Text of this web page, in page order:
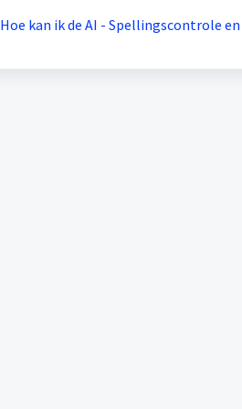
Hoe kan ik de AI - Spellingscontrole